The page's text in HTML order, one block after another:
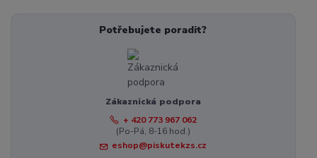
Potřebujete poradit?
Zákaznická podpora
+ 420 773 967 062
(Po-Pá, 8-16 hod.)
eshop@piskutekzs.cz